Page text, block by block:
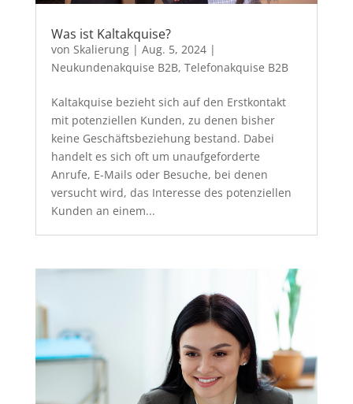
Was ist Kaltakquise?
von Skalierung| Aug. 5, 2024|
Neukundenakquise B2B, Telefonakquise B2B
Kaltakquise bezieht sich auf den Erstkontakt
mit potenziellen Kunden, zu denen bisher
keine Geschäftsbeziehung bestand. Dabei
handelt es sich oft um unaufgeforderte
Anrufe, E-Mails oder Besuche, bei denen
versucht wird, das Interesse des potenziellen
Kunden an einem...